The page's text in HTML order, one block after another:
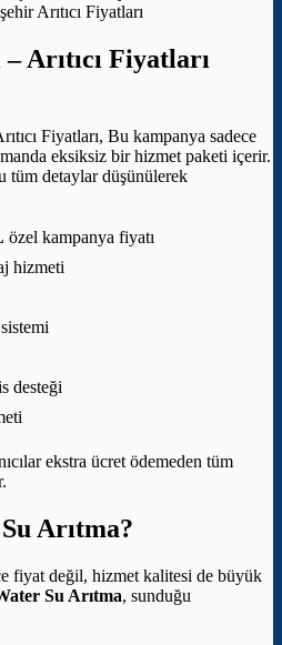
Arıtıcı Fiyatları
–Arıtıcı Fiyatları
Fiyatları, Bu kampanya sadece
eksiksiz bir hizmet paketi içerir.
tüm detaylar düşünülerek
özel kampanya fiyatı
hizmeti
desteği
ekstra ücret ödemeden tüm
Arıtma?
fiyat değil, hizmet kalitesi de büyük
Su Arıtma, sunduğu